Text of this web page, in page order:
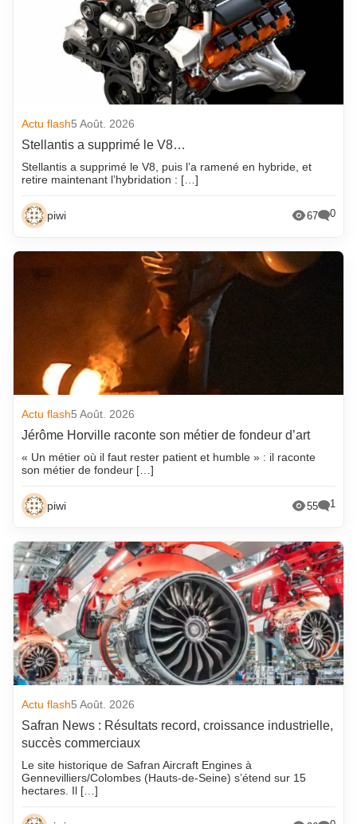
Actu flash5 Août. 2026
Stellantis a supprimé le V8…
Stellantis a supprimé le V8, puis l’a ramené en hybride, et
retire maintenant l’hybridation : […]
piwi 67 0
Actu flash5 Août. 2026
Jérôme Horville raconte son métier de fondeur d’art
« Un métier où il faut rester patient et humble » : il raconte
son métier de fondeur […]
piwi 55 1
Actu flash5 Août. 2026
Safran News : Résultats record, croissance industrielle,
succès commerciaux
Le site historique de Safran Aircraft Engines à
Gennevilliers/Colombes (Hauts-de-Seine) s’étend sur 15
hectares. Il […]